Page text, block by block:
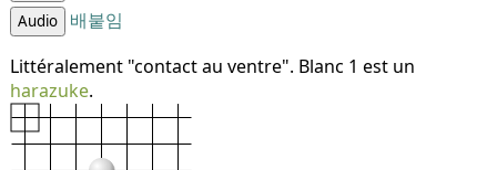
Audio
배붙임
Littéralement "contact au ventre". Blanc 1 est un
harazuke.